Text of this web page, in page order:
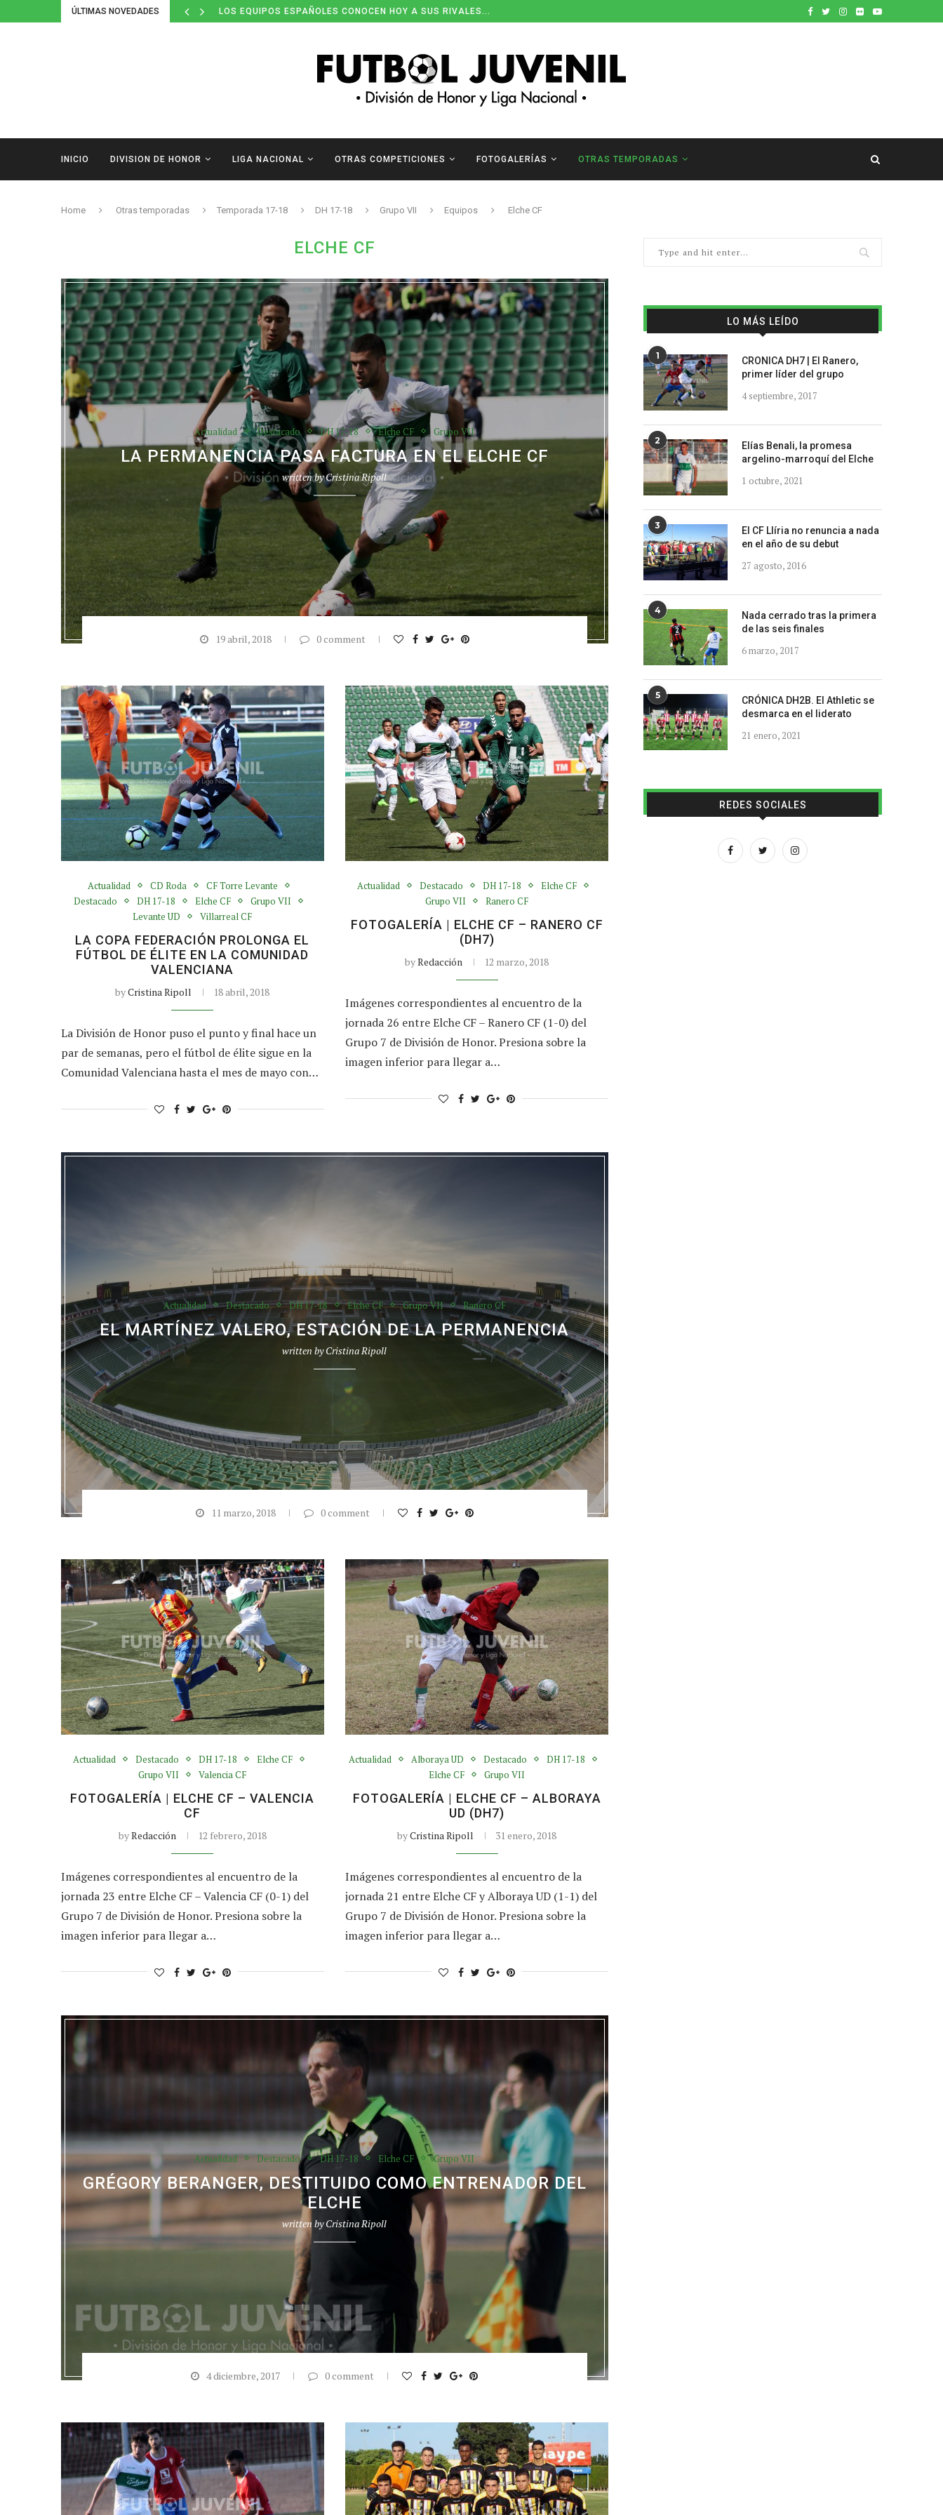
ÚLTIMAS NOVEDADES DEFINIDOS LOS CALENDARIOS DE DIVISIÓN DE HONOR
INICIO DIVISION DE HONOR LIGA NACIONAL OTRAS COMPETICIONES FOTOGALERÍAS OTRAS TEMPORADAS
Home Otras temporadas Temporada 17-18 DH 17-18 Grupo VII Equipos Elche CF
ELCHE CF
Actualidad Destacado DH 17-18 Elche CF Grupo VII
LA PERMANENCIA PASA FACTURA EN EL ELCHE CF
written byCristina Ripoll
19 abril, 2018 0 comment
Actualidad CD Roda
CF Torre Levante
Destacado
DH 17-18 Elche CF
Grupo VII
Levante UD
Villarreal CF
LA COPA FEDERACIÓN PROLONGA EL
FÚTBOL DE ÉLITE EN LA COMUNIDAD
VALENCIANA
byCristina Ripoll 18 abril, 2018
La División de Honor puso el punto y final hace un
par de semanas, pero el fútbol de élite sigue en la
Comunidad Valenciana hasta el mes de mayo con…
Actualidad Destacado DH 17-18
Elche CF
Grupo VII
Ranero CF
FOTOGALERÍA | ELCHE CF – RANERO CF
(DH7)
byRedacción 12 marzo, 2018
Imágenes correspondientes al encuentro de la
jornada 26 entre Elche CF – Ranero CF (1-0) del
Grupo 7 de División de Honor. Presiona sobre la
imagen inferior para llegar a…
Actualidad Destacado DH 17-18 Elche CF Grupo VII Ranero CF
EL MARTÍNEZ VALERO, ESTACIÓN DE LA PERMANENCIA
written byCristina Ripoll
11 marzo, 2018 0 comment
Actualidad Destacado DH 17-18
Elche CF
Grupo VII
Valencia CF
FOTOGALERÍA | ELCHE CF – VALENCIA
CF
byRedacción 12 febrero, 2018
Imágenes correspondientes al encuentro de la
jornada 23 entre Elche CF – Valencia CF (0-1) del
Grupo 7 de División de Honor. Presiona sobre la
imagen inferior para llegar a…
Actualidad Alboraya UD Destacado
DH 17-18
Elche CF
Grupo VII
FOTOGALERÍA | ELCHE CF – ALBORAYA
UD (DH7)
byCristina Ripoll 31 enero, 2018
Imágenes correspondientes al encuentro de la
jornada 21 entre Elche CF y Alboraya UD (1-1) del
Grupo 7 de División de Honor. Presiona sobre la
imagen inferior para llegar a…
Actualidad Destacado DH 17-18 Elche CF Grupo VII
GRÉGORY BERANGER, DESTITUIDO COMO ENTRENADOR DEL
ELCHE
written byCristina Ripoll
4 diciembre, 2017 0 comment
LO MÁS LEÍDO
1
CRONICA DH7 | El Ranero,
primer líder del grupo
4 septiembre, 2017
2
Elías Benali, la promesa
argelino-marroquí del Elche
1 octubre, 2021
3
El CF Llíria no renuncia a nada
en el año de su debut
27 agosto, 2016
4
Nada cerrado tras la primera
de las seis finales
6 marzo, 2017
5
CRÓNICA DH2B. El Athletic se
desmarca en el liderato
21 enero, 2021
REDES SOCIALES